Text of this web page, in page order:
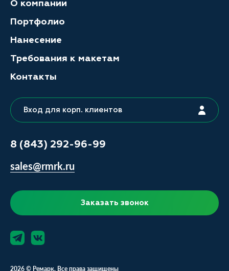
О компании
Портфолио
Нанесение
Требования к макетам
Контакты
Вход для корп. клиентов
8 (843) 292-96-99
sales@rmrk.ru
Заказать звонок
2026 © Ремарк. Все права защищены